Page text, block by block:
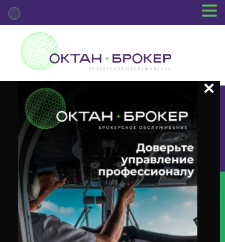
+7 (3812) 29-00-92
г.Омск ул.Красный Путь, 109 оф.510
Главная Новости Депозитария
(DVCA) О Корпоративном
Действии «Выплата Дивидендов В Виде Денежных Средств» С Ценными
Бумагами Эмитента МКПАО «ЯНДЕКС» ИНН 3900019850 (акции 1-01-
16777-A / ISIN RU000A107T19, 1-01-16777-A-005D / ISIN RU000A10BF06)